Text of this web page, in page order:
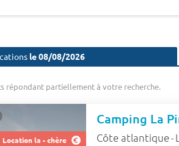
le 08/08/2026
répondant partiellement à votre recherche.
Location la - chère
Camping La
Côte atlantique-